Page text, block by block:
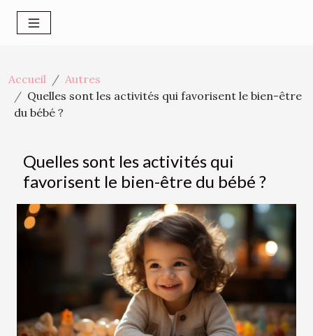
Accueil
Autres
Quelles sont les activités qui favorisent le bien-être
du bébé ?
Quelles sont les activités qui
favorisent le bien-être du bébé ?